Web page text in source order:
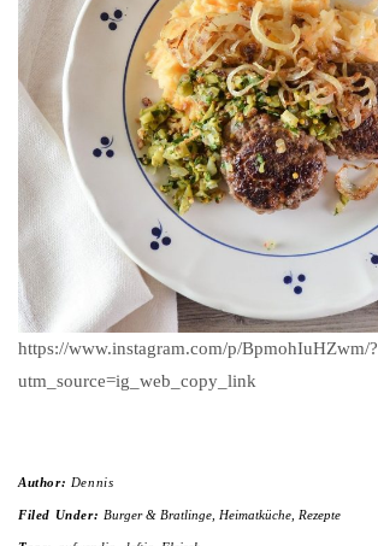
https://www.instagram.com/p/BpmohIuHZwm/?
utm_source=ig_web_copy_link
Author: Dennis
Filed Under: Burger & Bratlinge, Heimatküche, Rezepte